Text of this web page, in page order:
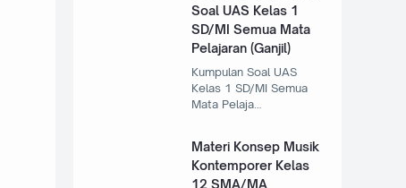
Soal UAS Kelas 1
SD/MI Semua Mata
Pelajaran (Ganjil)
Kumpulan Soal UAS
Kelas 1 SD/MI Semua
Mata Pelaja…
Materi Konsep Musik
Kontemporer Kelas
12 SMA/MA